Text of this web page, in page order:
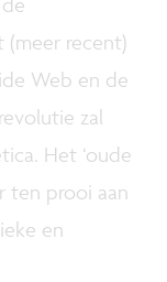
(meer recent)
Web en de
zal
Het ‘oude
ten prooi aan
en